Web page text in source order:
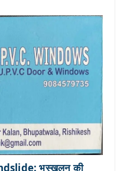
भूस्खलन की